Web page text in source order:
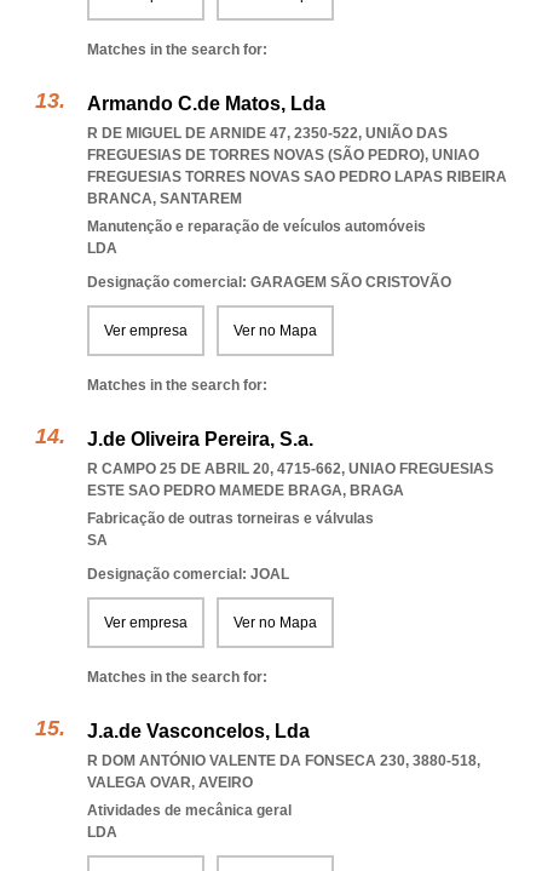
Matches in the search for:
Armando C.de Matos, Lda
R DE MIGUEL DE ARNIDE 47, 2350-522, UNIÃO DAS
FREGUESIAS DE TORRES NOVAS (SÃO PEDRO), UNIAO
FREGUESIAS TORRES NOVAS SAO PEDRO LAPAS RIBEIRA
BRANCA, SANTAREM
Manutenção e reparação de veículos automóveis
LDA
Designação comercial: GARAGEM SÃO CRISTOVÃO
Ver empresa Ver no Mapa
Matches in the search for:
J.de Oliveira Pereira, S.a.
R CAMPO 25 DE ABRIL 20, 4715-662, UNIAO FREGUESIAS
ESTE SAO PEDRO MAMEDE BRAGA, BRAGA
Fabricação de outras torneiras e válvulas
SA
Designação comercial: JOAL
Ver empresa Ver no Mapa
Matches in the search for:
J.a.de Vasconcelos, Lda
R DOM ANTÓNIO VALENTE DA FONSECA 230, 3880-518,
VALEGA OVAR, AVEIRO
Atividades de mecânica geral
LDA